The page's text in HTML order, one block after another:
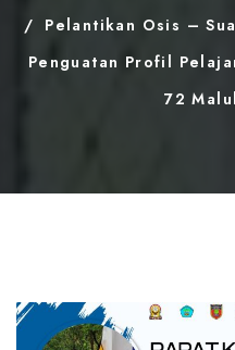
Pelantikan Osis –
Penguatan Profil
72